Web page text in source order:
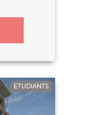
ETUDIANTS